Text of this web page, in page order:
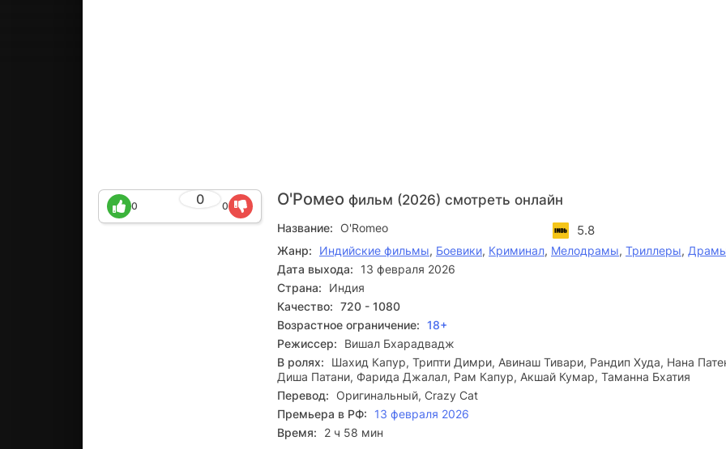
О'Ромео фильм (2026) смотреть онлайн
0
0 0
Название: O'Romeo 5.8
Жанр: Индийские фильмы, Боевики, Криминал, Мелодрамы, Триллеры,
Дата выхода:
13 февраля 2026
Страна:
Индия
Качество: 720 - 1080
Возрастное ограничение: 18+
Режиссер:
Вишал Бхарадвадж
В ролях:
Шахид Капур, Трипти Димри, Авинаш Тивари, Рандип Худа, Нана
Диша Патани, Фарида Джалал, Рам Капур, Акшай Кумар, Таманна Бхатия
Перевод: Оригинальный, Crazy Cat
Премьера в РФ:
13 февраля 2026
Время:
2 ч 58 мин